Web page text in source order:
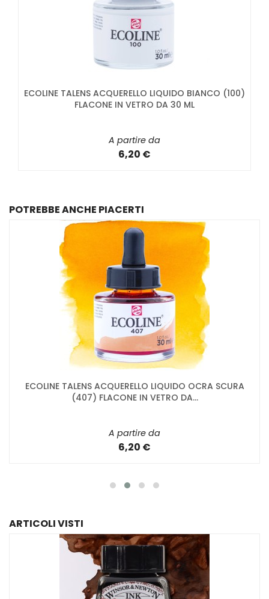
ECOLINE TALENS ACQUERELLO LIQUIDO BIANCO (100)
FLACONE IN VETRO DA 30 ML
A partire da
6,20 €
POTREBBE ANCHE PIACERTI
ECOLINE TALENS ACQUERELLO LIQUIDO OCRA SCURA
(407) FLACONE IN VETRO DA...
A partire da
6,20 €
ARTICOLI VISTI